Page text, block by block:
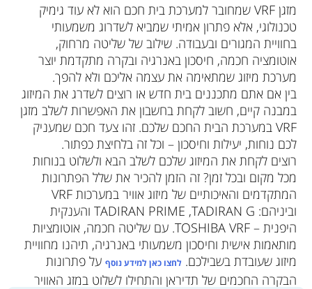
מזגן VRF שמחובר למערכת בית חכם הוא לא עוד גימיק
טכנולוגי, אלא פתרון אמיתי שמביא לשדרוג משמעותי
בחוויית המגורים ובעבודה. שילוב של שליטה מרחוק,
אוטומציה חכמה, חיסכון באנרגיה ובקרה מתקדמת יוצר
מערכת מיזוג שמתאימה את עצמה אליכם ולא להפך.
בין אם אתם מתכננים בית חדש או רוצים לשדרג את המיזוג
במבנה קיים, חשוב לקחת בחשבון את האפשרות לשלב מזגן
VRF במערכת הבית החכם שלכם. זהו צעד חכם שמעניק
לכם נוחות, יעילות וחיסכון – וכל זה בלחיצת כפתור.
רוצים לקחת את המיזוג שלכם לשלב הבא ולשלוט בנוחות
מכל מקום ובכל זמן? זה הזמן להכיר את שלל הפתרונות
המתקדמים והאיכותיים של מיזוג אוויר במערכות VRF
וביניהם: TADIRAN PRIME ,TADIRAN G והענקית
היפנית – TOSHIBA VRF. עם שליטה חכמה, אוטומציות
מותאמות אישית וחיסכון משמעותי באנרגיה, תיהנו מחוויית
מיזוג שעובדת בשבילכם.לחצו כאן למידע נוסף על פתרונות
הבקרה החכמים של תדיראן והתחילו לשלוט במזג האוויר